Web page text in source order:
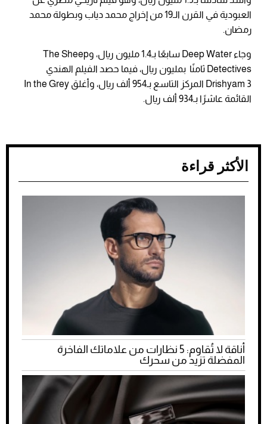
العبودية في القرن الـ19 من إخراج محمد دياب وبطولة محمد
رمضان.
وجاء Deep Water سابعًا بـ1.4 مليون ريال، وThe Sheep
Detectives ثامنًا بمليون ريال، فيما حصد الفيلم الهندي
Drishyam 3 المركز التاسع بـ954 ألف ريال، وأغلق In the Grey
القائمة عاشرًا بـ934 ألف ريال.
الأكثر قراءة
أناقة لا تُقاوم: 5 نظارات من علاماتك الفاخرة
المفضلة تزيد من سحرك